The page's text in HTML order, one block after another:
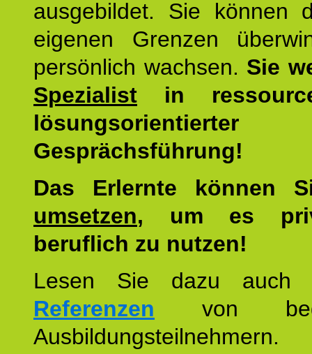
ausgebildet. Sie können
eigenen Grenzen
persönlich wachsen. Sie
Spezialist in
lösungsorientierter
Gesprächsführung!
Das Erlernte können
umsetzen, um es
beruflich zu nutzen!
Lesen Sie dazu
Referenzen von
Ausbildungsteilnehmern.